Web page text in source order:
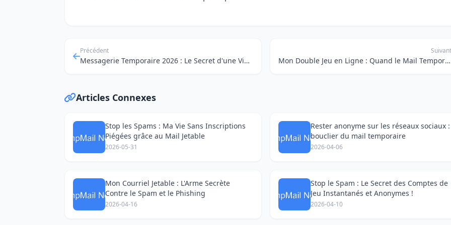
Précédent
Messagerie Temporaire 2026 : Le Secret d'une Vie Privée Totale sur les Sites d'Occasion
Suivant
Mon Double Jeu en Ligne : Quand le Mail Temporaire Devient Mon Allié Secret
Articles Connexes
Stop les Spams : Ma Vie Sans Inscriptions
Piégées grâce au Mail Jetable
2026-05-31
Rester anonyme sur les réseaux sociaux
bouclier du mail temporaire
2026-04-06
Mon Courriel Jetable : L'Arme Secrète
Contre le Spam et le Phishing
2026-04-16
Stop le Spam : Le Secret des Comptes de
Jeu Instantanés et Anonymes !
2026-04-10